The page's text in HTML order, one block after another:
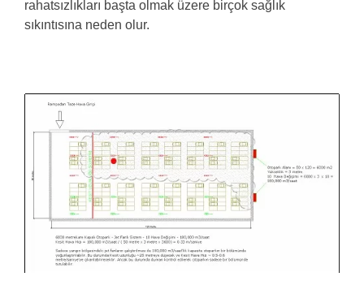
rahatsızlıkları başta olmak üzere birçok sağlık
sıkıntısına neden olur.